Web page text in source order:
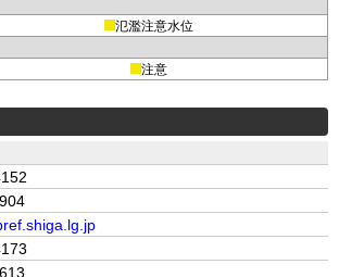
氾濫注意水位
注意